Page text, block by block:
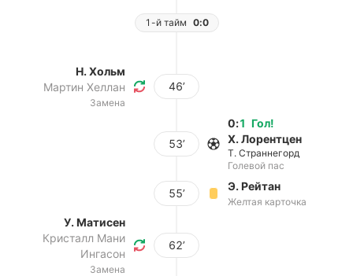
1-й тайм 0:0
Н. Хольм
Мартин Хеллан
Замена
46’
53’
Гол!
0:1
Х. Лорентцен
Т. Страннегорд
Голевой пас
55’
Э. Рейтан
Желтая карточка
У. Матисен
Кристалл Мани
Ингасон
Замена
62’